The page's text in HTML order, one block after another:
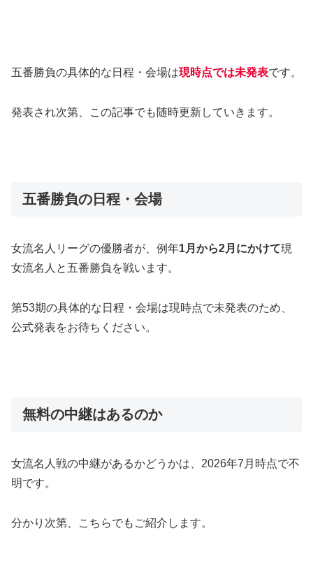
五番勝負の具体的な日程・会場は現時点では未発表です。
発表され次第、この記事でも随時更新していきます。
五番勝負の日程・会場
女流名人リーグの優勝者が、例年1月から2月にかけて現
女流名人と五番勝負を戦います。
第53期の具体的な日程・会場は現時点で未発表のため、
公式発表をお待ちください。
無料の中継はあるのか
女流名人戦の中継があるかどうかは、2026年7月時点で不
明です。
分かり次第、こちらでもご紹介します。